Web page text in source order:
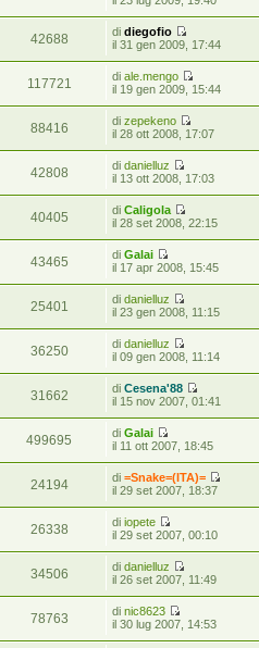
42688 didiegofio
il 31 gen 2009, 17:44
117721 diale.mengo
il 19 gen 2009, 15:44
88416 dizepekeno
il 28 ott 2008, 17:07
42808 didanielluz
il 13 ott 2008, 17:03
40405 diCaligola
il 28 set 2008, 22:15
43465 diGalai
il 17 apr 2008, 15:45
25401 didanielluz
il 23 gen 2008, 11:15
36250 didanielluz
il 09 gen 2008, 11:14
31662 diCesena'88
il 15 nov 2007, 01:41
499695 diGalai
il 11 ott 2007, 18:45
24194 di=Snake=(ITA)=
il 29 set 2007, 18:37
26338 diiopete
il 29 set 2007, 00:10
34506 didanielluz
il 26 set 2007, 11:49
78763 dinic8623
il 30 lug 2007, 14:53